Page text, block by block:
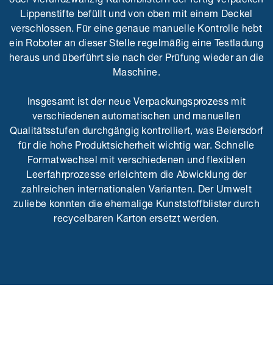
Lippenstifte befüllt und von oben mit einem Deckel
verschlossen. Für eine genaue manuelle Kontrolle hebt
ein Roboter an dieser Stelle regelmäßig eine Testladung
heraus und überführt sie nach der Prüfung wieder an die
Maschine.
Insgesamt ist der neue Verpackungsprozess mit
verschiedenen automatischen und manuellen
Qualitätsstufen durchgängig kontrolliert, was Beiersdorf
für die hohe Produktsicherheit wichtig war. Schnelle
Formatwechsel mit verschiedenen und flexiblen
Leerfahrprozesse erleichtern die Abwicklung der
zahlreichen internationalen Varianten. Der Umwelt
zuliebe konnten die ehemalige Kunststoffblister durch
recycelbaren Karton ersetzt werden.